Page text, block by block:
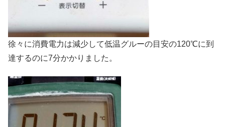
徐々に消費電力は減少して低温グルーの目安の120℃に到
達するのに7分かかりました。